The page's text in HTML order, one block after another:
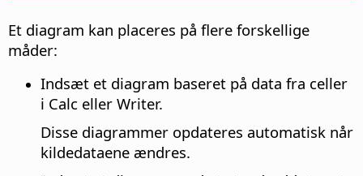
Et diagram kan placeres på flere forskellige
måder:
Indsæt et diagram baseret på data fra celler
i Calc eller Writer.
Disse diagrammer opdateres automatisk når
kildedataene ændres.